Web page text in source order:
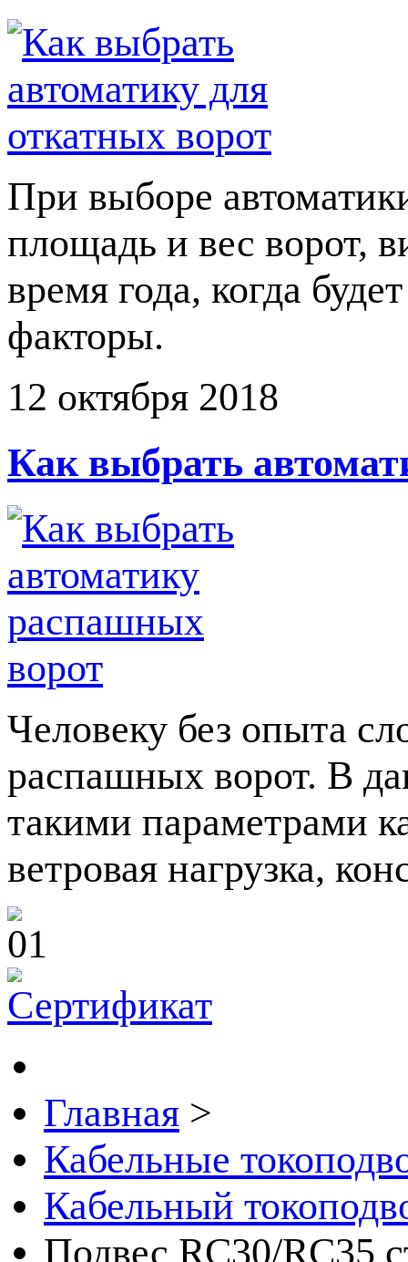
При выборе
площадь и вес ворот,
время года, когда
факторы.
12 октября 2018
Как выбрать
Человеку без опыта
распашных ворот. В
такими параметрами
ветровая нагрузка,
Главная >
Кабельные
Кабельный
Подвес RC30/RC35